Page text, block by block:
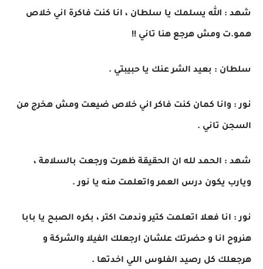
شهد : الله يسلمك يا سلطان ، انا كنت فاكرة اني خلاص
همو.ت ومش هرجع هنا تاني !!
سلطان : بعيد الشر عنك يا حبيبتي .
نور : وانا كمان كنت فاكر اني خلاص ضيعت ومش هخرج من
السجن تاني .
شهد : الحمد لله ان الحقيقة ظهرت ورجعت بالسلامة ،
ويارب يكون درس العمر واتعلمت منه يا نور .
نور : انا فعلا اتعلمت كتير وندمت اكتر ، بكره الصبح يا بابا
هنروح انا و حضرتك علشان ارجعلك الفيلا والشركة و
هرجعلك كل رصيد الفلوس اللي اخدتها .